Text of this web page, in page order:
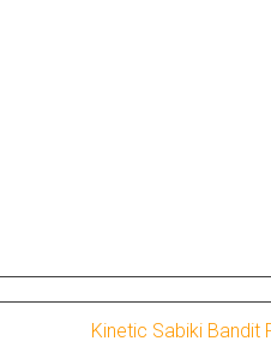
Kinetic Sabiki Bandit